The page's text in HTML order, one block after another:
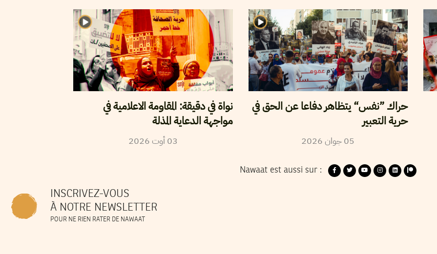
نواة في دقيقة: المقاومة الاعلامية في
مواجهة الدعاية المذلة
03أوت2026
حراك ”نفس“ يتظاهر دفاعا عن الحق في
حرية التعبير
05جوان 2026
Nawaat est aussi sur :
INSCRIVEZ-VOUS
À NOTRE NEWSLETTER
POUR NE RIEN RATER DE NAWAAT